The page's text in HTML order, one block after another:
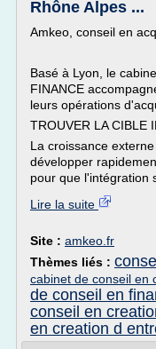
Rhône Alpes ...
Amkeo, conseil en
Basé à Lyon, le
FINANCE
leurs opérations
TROUVER LA CIBLE
La croissance
développer
pour que l'intégration
Lire la suite
Site : amkeo.fr
Thèmes liés :
cabinet de conseil en
de conseil en
conseil en
en creation d